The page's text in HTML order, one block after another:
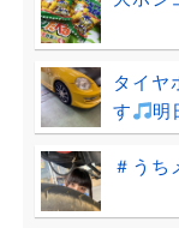
タイヤ
す
明
＃うち